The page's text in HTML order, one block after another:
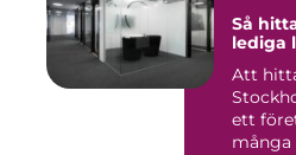
Så
lediga
Att
ett
många